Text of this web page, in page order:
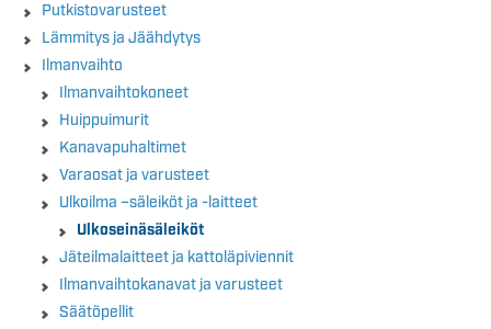
Putkistovarusteet
Lämmitys ja Jäähdytys
Ilmanvaihto
Ilmanvaihtokoneet
Huippuimurit
Kanavapuhaltimet
Varaosat ja varusteet
Ulkoilma –säleiköt ja -laitteet
Ulkoseinäsäleiköt
Jäteilmalaitteet ja kattoläpiviennit
Ilmanvaihtokanavat ja varusteet
Säätöpellit